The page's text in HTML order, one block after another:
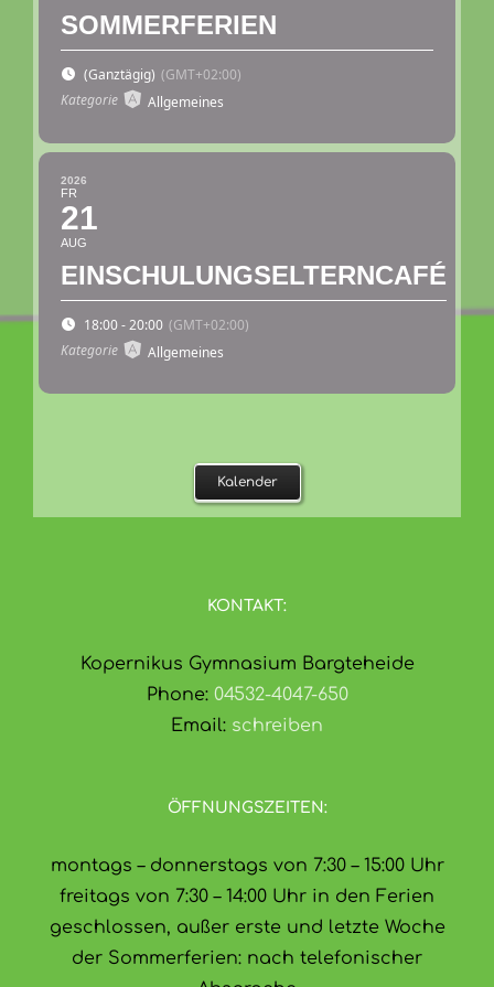
SOMMERFERIEN
(Ganztägig) (GMT+02:00)
Kategorie
Allgemeines
2026
FR
21
AUG
EINSCHULUNGSELTERNCAFÉ
18:00 - 20:00 (GMT+02:00)
Kategorie
Allgemeines
Kalender
KONTAKT:
Kopernikus Gymnasium Bargteheide
Phone: 04532-4047-650
Email: schreiben
ÖFFNUNGSZEITEN:
montags – donnerstags von 7:30 – 15:00 Uhr
freitags von 7:30 – 14:00 Uhr in den Ferien
geschlossen, außer erste und letzte Woche
der Sommerferien: nach telefonischer